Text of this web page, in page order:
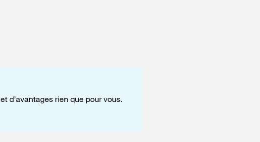
d’avantages rien que pour vous.